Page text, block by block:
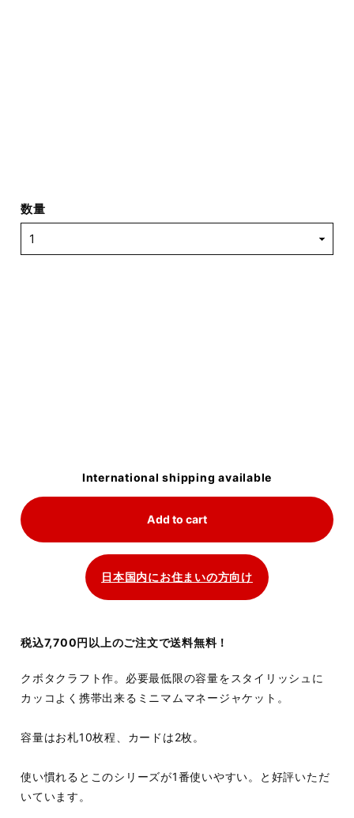
数量
International shipping available
Add to cart
日本国内にお住まいの方向け
税込7,700円以上のご注文で送料無料！
クボタクラフト作。必要最低限の容量をスタイリッシュに
カッコよく携帯出来るミニマムマネージャケット。
容量はお札10枚程、カードは2枚。
使い慣れるとこのシリーズが1番使いやすい。と好評いただ
いています。